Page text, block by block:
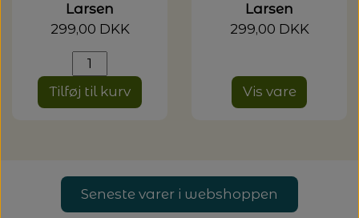
Larsen
299,00 DKK
Tilføj til kurv
Larsen
299,00 DKK
Vis vare
Seneste varer i webshoppen